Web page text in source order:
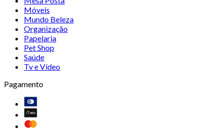
Móveis
Mundo Beleza
Organização
Papelaria
Pet Shop
Saúde
Tv e Vídeo
Pagamento